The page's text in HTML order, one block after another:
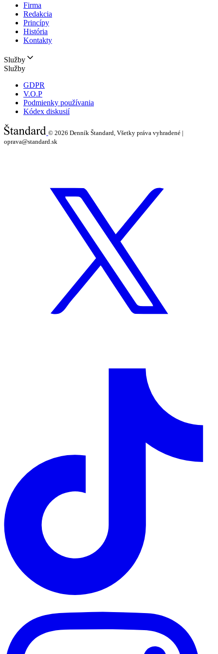
Firma
Redakcia
Princípy
História
Kontakty
Služby
Služby
GDPR
V.O.P
Podmienky používania
Kódex diskusií
© 2026 Denník Štandard, Všetky práva vyhradené |
oprava@standard.sk